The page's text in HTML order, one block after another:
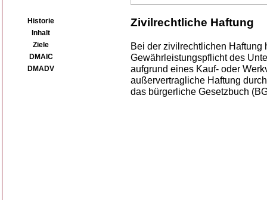
Historie
Inhalt
Ziele
DMAIC
DMADV
Zivilrechtliche Haftung
Bei der zivilrechtlichen Haftung
Gewährleistungspflicht des
aufgrund eines Kauf- oder
außervertragliche Haftung
das bürgerliche Gesetzbuch